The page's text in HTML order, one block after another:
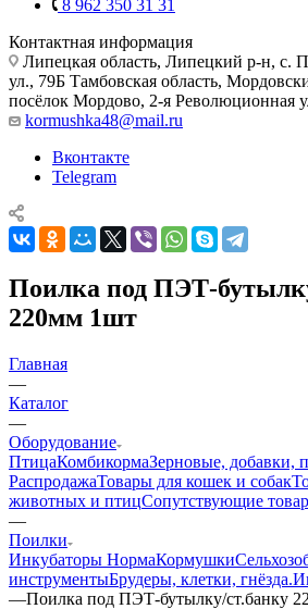
8 962 350 31 31
Контактная информация
Липецкая область, Липецкий р-н, с.
ул., 79Б Тамбовская область,
посёлок Мордово, 2-я Революционная
kormushka48@mail.ru
Вконтакте
Telegram
Поилка под ПЭТ-
220мм 1шт
Главная
—
Каталог
—
Оборудование
ПтицаКомбикормаЗерновые, добавки,
РаспродажаТовары для кошек и собак
животных и птицСопутствующие
—
Поилки
Инкубаторы НормаКормушки
инструментыБрудеры, клетки, гнёзда.
—Поилка под ПЭТ-бутылку/ст.банку